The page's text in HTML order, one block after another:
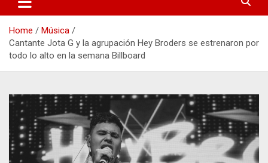
Home
Música
Cantante Jota G y la agrupación Hey Broders se estrenaron por
todo lo alto en la semana Billboard